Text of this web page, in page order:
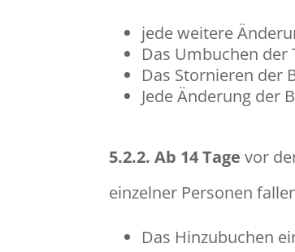
jede weitere
Das Umbuchen der
Das Stornieren der
Jede Änderung der
5.2.2. Ab 14 Tage vor
einzelner Personen
Das Hinzubuchen